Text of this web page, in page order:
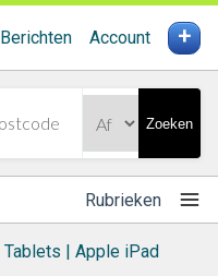
Berichten Account +
Zoeken
Rubrieken
Tablets | Apple iPad